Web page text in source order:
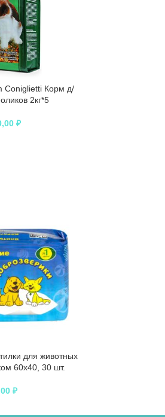
Сoniglietti Корм д/
2кг*5
₽
для животных
60х40, 30 шт.
₽